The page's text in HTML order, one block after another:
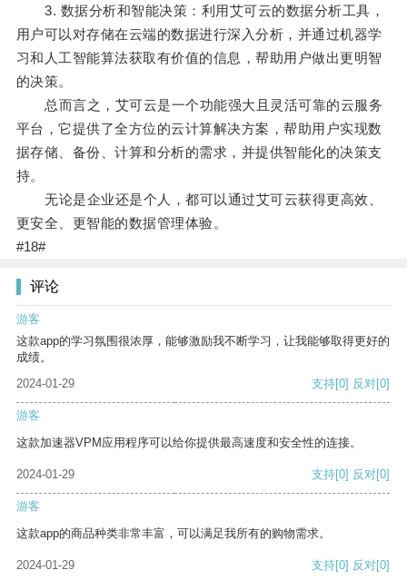
3. 数据分析和智能决策：利用艾可云的数据分析工具，
用户可以对存储在云端的数据进行深入分析，并通过机器学
习和人工智能算法获取有价值的信息，帮助用户做出更明智
的决策。
总而言之，艾可云是一个功能强大且灵活可靠的云服务
平台，它提供了全方位的云计算解决方案，帮助用户实现数
据存储、备份、计算和分析的需求，并提供智能化的决策支
持。
无论是企业还是个人，都可以通过艾可云获得更高效、
更安全、更智能的数据管理体验。
#18#
评论
游客
这款app的学习氛围很浓厚，能够激励我不断学习，让我能够取得更好的
成绩。
2024-01-29
支持[0] 反对[0]
游客
这款加速器VPM应用程序可以给你提供最高速度和安全性的连接。
2024-01-29 支持[0] 反对[0]
游客
这款app的商品种类非常丰富，可以满足我所有的购物需求。
2024-01-29 支持[0] 反对[0]